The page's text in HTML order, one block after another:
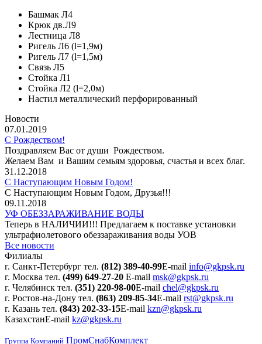
Башмак Л4
Крюк дв.Л9
Лестница Л8
Ригель Л6 (l=1,9м)
Ригель Л7 (l=1,5м)
Связь Л5
Стойка Л1
Стойка Л2 (l=2,0м)
Настил металлический перфорированный
Новости
07.01.2019
С Рождеством!
Поздравляем Вас от души Рождеством.
Желаем Вам и Вашим семьям здоровья, счастья и всех благ.
31.12.2018
С Наступающим Новым Годом!
С Наступающим Новым Годом, Друзья!!!
09.11.2018
УФ ОБЕЗЗАРАЖИВАНИЕ ВОДЫ
Теперь в НАЛИЧИИ!!! Предлагаем к поставке установки
ультрафиолетового обеззараживания воды УОВ
Все новости
Филиалы
г. Санкт-Петербург тел. (812) 389-40-99E-mail info@gkpsk.ru
г. Москва тел. (499) 649-27-20 E-mail msk@gkpsk.ru
г. Челябинск тел. (351) 220-98-00E-mail chel@gkpsk.ru
г. Ростов-на-Дону тел. (863) 209-85-34E-mail rst@gkpsk.ru
г. Казань тел. (843) 202-33-15E-mail kzn@gkpsk.ru
КазахстанE-mail kz@gkpsk.ru
Группа Компаний ПромСнабКомплект